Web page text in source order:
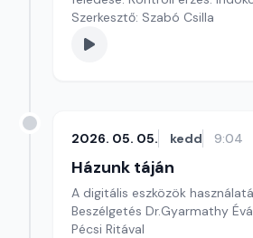
Szerkesztő: Szabó Csilla
2026. 05. 05. kedd 9:04
Házunk táján
A digitális eszközök
Beszélgetés Dr.Gyarmathy
Pécsi Ritával